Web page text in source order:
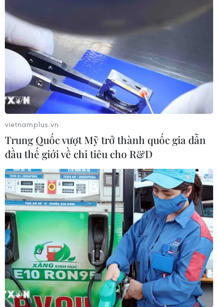
vietnamplus.vn
Trung Quốc vượt Mỹ trở thành quốc gia dẫn
đầu thế giới về chi tiêu cho R&D